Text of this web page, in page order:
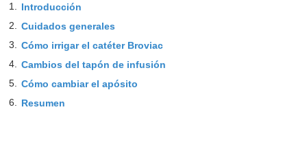
1. Introducción
2. Cuidados generales
3. Cómo irrigar el catéter Broviac
4. Cambios del tapón de infusión
5. Cómo cambiar el apósito
6. Resumen